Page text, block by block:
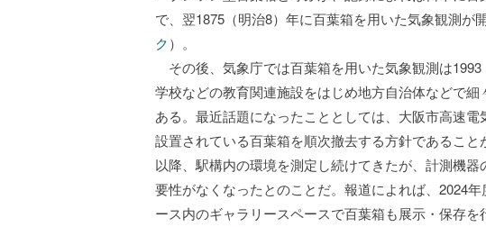
で、翌1875（明治8）年に百葉箱を用いた気象観測が
ク）。
その後、気象庁では百葉箱を用いた気象観測は
学校などの教育関連施設をはじめ地方自治体などで
ある。最近話題になったこととしては、大阪市高速
設置されている百葉箱を順次撤去する方針であるこ
以降、駅構内の環境を測定し続けてきたが、計測機
要性がなくなったとのことだ。報道によれば、2024
ース内のギャラリースペースで百葉箱も展示・保存